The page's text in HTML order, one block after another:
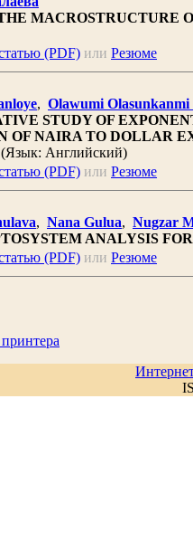
MACROSTRUCTURE
(PDF) или Резюме
, Olawumi Olasunkanmi
STUDY OF
OF NAIRA TO DOLLAR
Английский)
(PDF) или Резюме
, Nana Gulua, Nugzar
ANALYSIS
(PDF) или Резюме